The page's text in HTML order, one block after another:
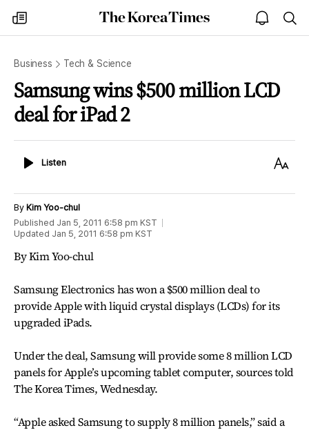
my
times
The
Korea
open
notice
Business Tech & Science
Samsung wins $500 million LCD
deal for iPad 2
ListenListen
Text
By Kim Yoo-chul
Published Jan 5, 2011 6:58 pm KST
Updated Jan 5, 2011 6:58 pm KST
By Kim Yoo-chul
Samsung Electronics has won a $500 million deal to
provide Apple with liquid crystal displays (LCDs) for its
upgraded iPads.
Under the deal, Samsung will provide some 8 million LCD
panels for Apple’s upcoming tablet computer, sources told
The Korea Times, Wednesday.
“Apple asked Samsung to supply 8 million panels,” said a